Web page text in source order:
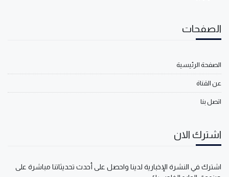
الصفحات
الصفحة الرئيسية
عن القناة
اتصل بنا
اشترك الان
اشترك في النشرة الإخبارية لدينا واحصل على أحدث تحديثاتنا مباشرة على